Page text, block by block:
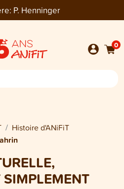
P. Henninger
0
Histoire d'ANiFiT
SIMPLEMENT